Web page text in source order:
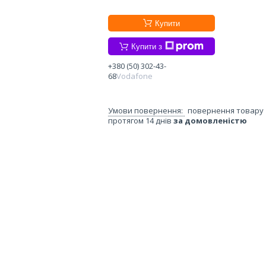
Купити
Купити з
+380 (50) 302-43-
68Vodafone
повернення товару
протягом 14 днів за домовленістю